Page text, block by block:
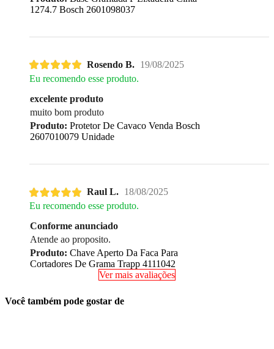
1274.7 Bosch 2601098037
Rosendo B. 19/08/2025
Eu recomendo esse produto.
excelente produto
muito bom produto
Produto: Protetor De Cavaco Venda Bosch
2607010079 Unidade
Raul L. 18/08/2025
Eu recomendo esse produto.
Conforme anunciado
Atende ao proposito.
Produto: Chave Aperto Da Faca Para
Cortadores De Grama Trapp 4111042
Ver mais avaliações
Você também pode gostar de